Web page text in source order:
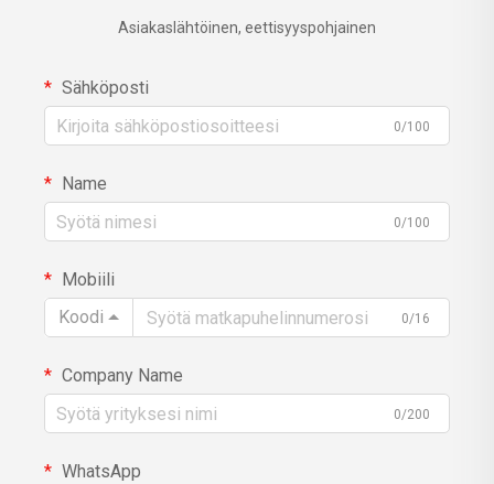
Asiakaslähtöinen, eettisyyspohjainen
Sähköposti
0/100
Name
0/100
Mobiili
Koodi
0/16
Company Name
0/200
WhatsApp